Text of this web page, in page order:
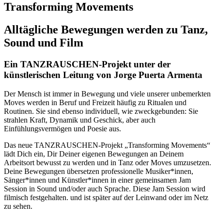
Transforming Movements
Alltägliche Bewegungen werden zu Tanz,
Sound und Film
Ein TANZRAUSCHEN-Projekt unter der
künstlerischen Leitung von Jorge Puerta Armenta
Der Mensch ist immer in Bewegung und viele unserer unbemerkten
Moves werden in Beruf und Freizeit häufig zu Ritualen und
Routinen. Sie sind ebenso individuell, wie zweckgebunden: Sie
strahlen Kraft, Dynamik und Geschick, aber auch
Einfühlungsvermögen und Poesie aus.
Das neue TANZRAUSCHEN-Projekt „Transforming Movements“
lädt Dich ein, Dir Deiner eigenen Bewegungen an Deinem
Arbeitsort bewusst zu werden und in Tanz oder Moves umzusetzen.
Deine Bewegungen übersetzen professionelle Musiker*innen,
Sänger*innen und Künstler*innen in einer gemeinsamen Jam
Session in Sound und/oder auch Sprache. Diese Jam Session wird
filmisch festgehalten. und ist später auf der Leinwand oder im Netz
zu sehen.